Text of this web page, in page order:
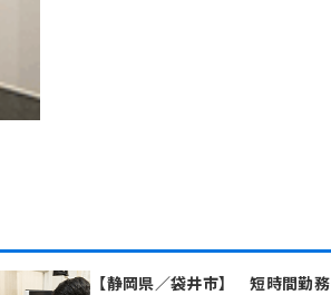
【静岡県／袋井市】 短時間勤務